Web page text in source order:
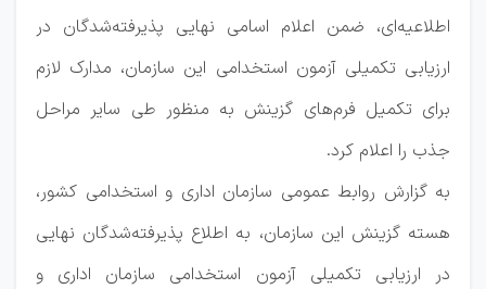
اطلاعیه‌ای، ضمن اعلام اسامی نهایی پذیرفته‌شدگان در
ارزیابی تکمیلی آزمون استخدامی این سازمان، مدارک لازم
برای تکمیل فرم‌های گزینش به منظور طی سایر مراحل
جذب را اعلام کرد.
به گزارش روابط عمومی سازمان اداری و استخدامی کشور،
هسته گزینش این سازمان، به اطلاع پذیرفته‌شدگان نهایی
در ارزیابی تکمیلی آزمون استخدامی سازمان اداری و